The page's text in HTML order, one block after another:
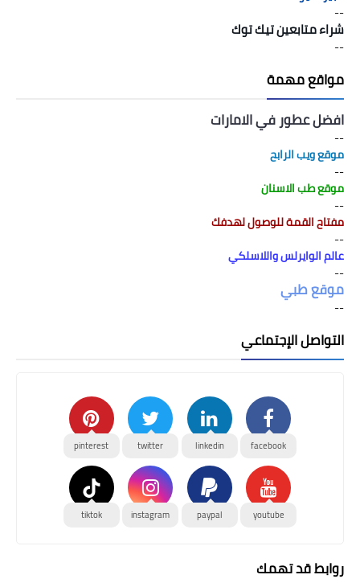
--
شراء متابعين تيك توك
--
مواقع مهمة
افضل عطور في الامارات
--
موقع ويب الرابح
--
موقع طب الاسنان
--
مفتاح القمة للوصول لهدفك
--
عالم الوايرلس واللاسلكي
--
موقع طبي
--
التواصل الإجتماعي
facebook
linkedin
twitter
pinterest
youtube
paypal
instagram
tiktok
روابط قد تهمك